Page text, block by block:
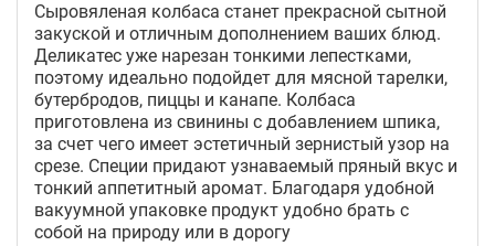
Сыровяленая колбаса станет прекрасной сытной
закуской и отличным дополнением ваших блюд.
Деликатес уже нарезан тонкими лепестками,
поэтому идеально подойдет для мясной тарелки,
бутербродов, пиццы и канапе. Колбаса
приготовлена из свинины с добавлением шпика,
за счет чего имеет эстетичный зернистый узор на
срезе. Специи придают узнаваемый пряный вкус и
тонкий аппетитный аромат. Благодаря удобной
вакуумной упаковке продукт удобно брать с
собой на природу или в дорогу